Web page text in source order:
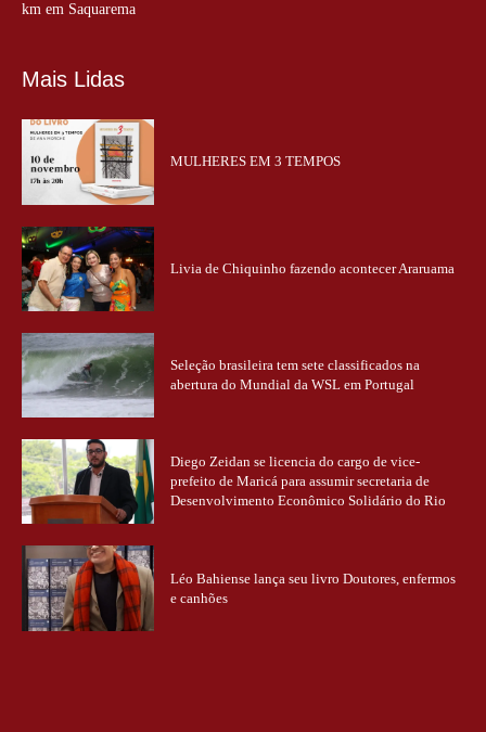
km em Saquarema
Mais Lidas
MULHERES EM 3 TEMPOS
Livia de Chiquinho fazendo acontecer Araruama
Seleção brasileira tem sete classificados na
abertura do Mundial da WSL em Portugal
Diego Zeidan se licencia do cargo de vice-
prefeito de Maricá para assumir secretaria de
Desenvolvimento Econômico Solidário do Rio
Léo Bahiense lança seu livro Doutores, enfermos
e canhões